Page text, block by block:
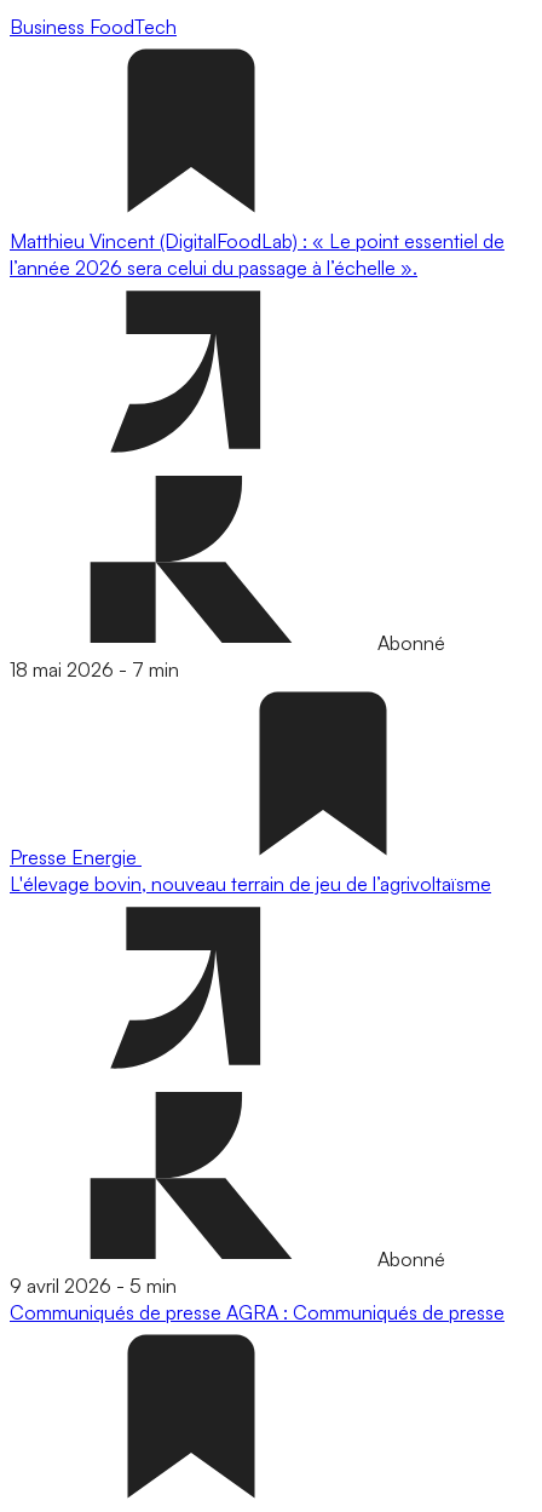
Business FoodTech
Matthieu Vincent (DigitalFoodLab) : « Le point essentiel de
l’année 2026 sera celui du passage à l’échelle ».
Abonné
18 mai 2026 - 7 min
Presse Energie
L'élevage bovin, nouveau terrain de jeu de l’agrivoltaïsme
Abonné
9 avril 2026 - 5 min
Communiqués de presse AGRA : Communiqués de presse